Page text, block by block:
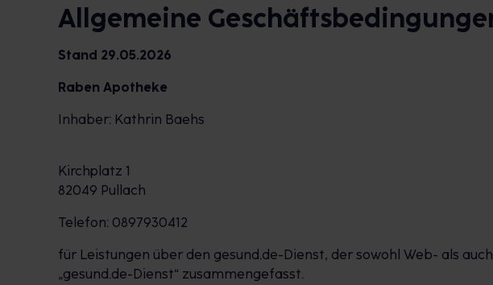
Allgemeine
Stand 29.05.2026
Raben Apotheke
Inhaber: Kathrin Baehs
Kirchplatz 1
82049 Pullach
Telefon: 0897930412
für Leistungen über den gesund.de-Dienst, der sowohl Web- als
„gesund.de-Dienst“ zusammengefasst.